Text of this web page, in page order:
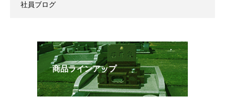
社員ブログ
商品ラインアップ